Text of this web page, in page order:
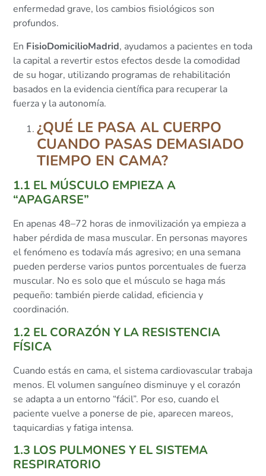
enfermedad grave, los cambios fisiológicos son
profundos.
En FisioDomicilioMadrid, ayudamos a pacientes en toda
la capital a revertir estos efectos desde la comodidad
de su hogar, utilizando programas de rehabilitación
basados en la evidencia científica para recuperar la
fuerza y la autonomía.
¿QUÉ LE PASA AL CUERPO
CUANDO PASAS DEMASIADO
TIEMPO EN CAMA?
1.1 EL MÚSCULO EMPIEZA A
“APAGARSE”
En apenas 48–72 horas de inmovilización ya empieza a
haber pérdida de masa muscular. En personas mayores
el fenómeno es todavía más agresivo; en una semana
pueden perderse varios puntos porcentuales de fuerza
muscular. No es solo que el músculo se haga más
pequeño: también pierde calidad, eficiencia y
coordinación.
1.2 EL CORAZÓN Y LA RESISTENCIA
FÍSICA
Cuando estás en cama, el sistema cardiovascular trabaja
menos. El volumen sanguíneo disminuye y el corazón
se adapta a un entorno “fácil”. Por eso, cuando el
paciente vuelve a ponerse de pie, aparecen mareos,
taquicardias y fatiga intensa.
1.3 LOS PULMONES Y EL SISTEMA
RESPIRATORIO